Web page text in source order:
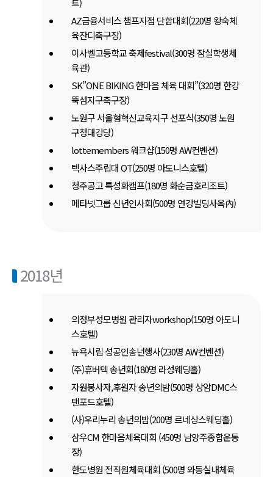
트)
AZ금융서비스 챔프지점 단합대회(220명 왕숙체
육잔디축구장)
이사벨고등학교 축제festival(300명 잠실학생체
육관)
SK”ONE BIKING 한마음 체육 대회”(320명 한강
뚝섬지구축구장)
노원구 서울형혁신교육지구 선포식(350명 노원
구청대강당)
lottemembers 워크샵(150명 AW컨벤션)
텍사스주립대 OT(250명 아도니스호텔)
청주공고 특성화캠프(180명 화순금호리조트)
메타넷그룹 신년인사회(500명 연강빌딩사옥內)
2018년
의정부성모병원 관리자workshop(150명 아도니
스호텔)
뉴욕시립 성공인송년행사(230명 AW컨벤션)
(주)휴버텍 송년회(180명 라성웨딩홀)
자원봉사자,후원자 송년의밤(500명 상암DMC스
탠포드호텔)
(사)우리누리 송년의밤(200명 르네상스웨딩홀)
삼우CM 한마음체육대회 (450명 남양주종합운동
장)
한도병원 전직원체육대회 (500명 와동실내체육